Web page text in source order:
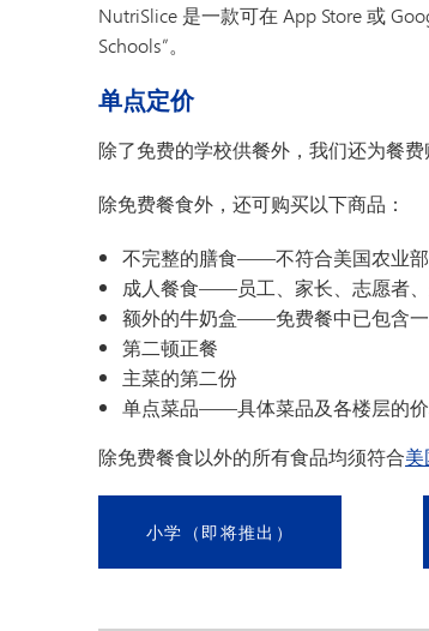
NutriSlice 是一款可在 App Store 或
Schools”。
单点定价
除了免费的学校供餐外，我们还为餐
除免费餐食外，还可购买以下商品：
不完整的膳食——不符合美国农业部
成人餐食——员工、家长、志愿者
额外的牛奶盒——免费餐中已包含
第二顿正餐
主菜的第二份
单点菜品——具体菜品及各楼层的
除免费餐食以外的所有食品均须符合
小学（即将推出）